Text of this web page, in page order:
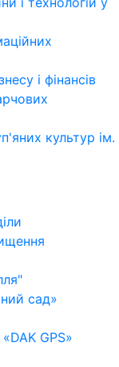
і фінансів
культур ім.
сад»
GPS»